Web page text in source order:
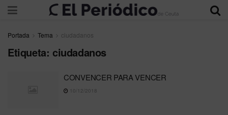
Portada Tema ciudadanos
Etiqueta: ciudadanos
CONVENCER PARA VENCER
10/12/2018